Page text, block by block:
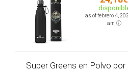
as of febrero 4,
am
Super Greens en Polvo